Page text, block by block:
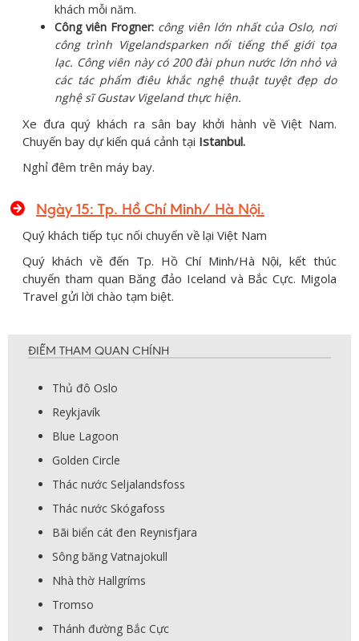
khách mỗi năm.
Công viên Frogner: công viên lớn nhất của Oslo, nơi
công trình Vigelandsparken nổi tiếng thế giới tọa
lạc. Công viên này có 200 đài phun nước lớn nhỏ và
các tác phẩm điêu khắc nghệ thuật tuyệt đẹp do
nghệ sĩ Gustav Vigeland thực hiện.
Xe đưa quý khách ra sân bay khởi hành về Việt Nam.
Chuyến bay dự kiến quá cảnh tại Istanbul.
Nghỉ đêm trên máy bay.
Ngày 15: Tp. Hồ Chí Minh/ Hà Nội.
Quý khách tiếp tục nối chuyến về lại Việt Nam
Quý khách về đến Tp. Hồ Chí Minh/Hà Nội, kết thúc
chuyến tham quan Băng đảo Iceland và Bắc Cực. Migola
Travel gửi lời chào tạm biệt.
ĐIỂM THAM QUAN CHÍNH
Thủ đô Oslo
Reykjavík
Blue Lagoon
Golden Circle
Thác nước Seljalandsfoss
Thác nước Skógafoss
Bãi biển cát đen Reynisfjara
Sông băng Vatnajokull
Nhà thờ Hallgríms
Tromso
Thánh đường Bắc Cực